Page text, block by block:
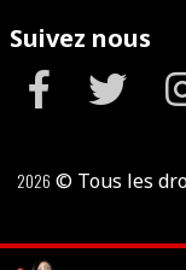
Suivez nous
2026 © Tous les